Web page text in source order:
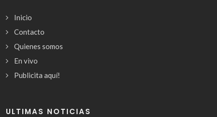
Inicio
Contacto
Quienes somos
En vivo
Publicita aquí!
ULTIMAS NOTICIAS